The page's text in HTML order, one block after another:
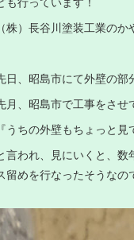
（株）長谷川塗装工業のか
日、昭島市にて外壁の部
月、昭島市で工事をさせ
『うちの外壁もちょっと見
言われ、見にいくと、
留めを行なったそうな